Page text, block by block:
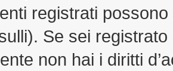
registrati
Se sei
non hai i diritti